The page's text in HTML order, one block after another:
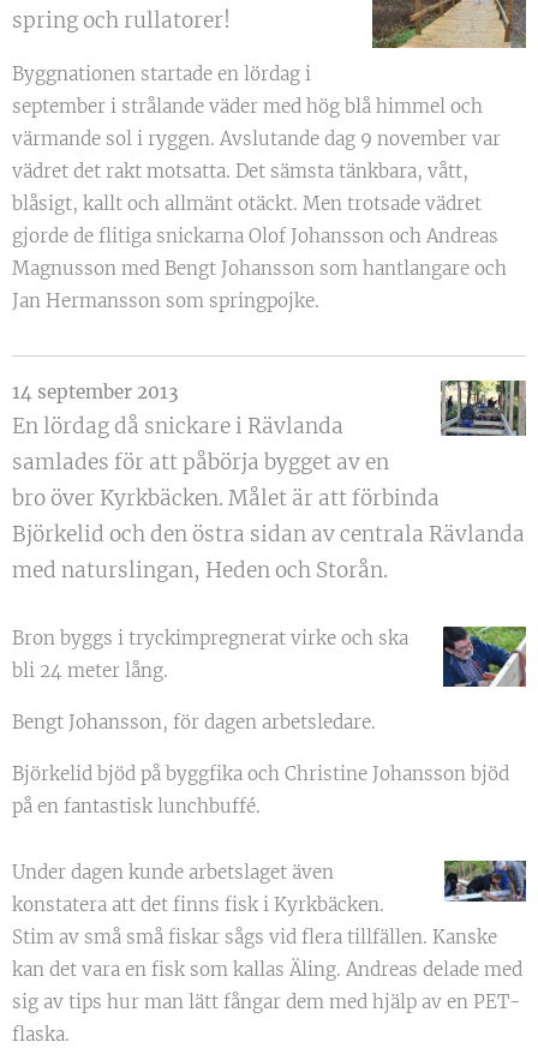
spring och rullatorer!
Byggnationen startade en lördag i
september i strålande väder med hög blå himmel och
värmande sol i ryggen. Avslutande dag 9 november var
vädret det rakt motsatta. Det sämsta tänkbara, vått,
blåsigt, kallt och allmänt otäckt. Men trotsade vädret
gjorde de flitiga snickarna Olof Johansson och Andreas
Magnusson med Bengt Johansson som hantlangare och
Jan Hermansson som springpojke.
14 september 2013
En lördag då snickare i Rävlanda
samlades för att påbörja bygget av en
bro över Kyrkbäcken. Målet är att förbinda
Björkelid och den östra sidan av centrala Rävlanda
med naturslingan, Heden och Storån.
Bron byggs i tryckimpregnerat virke och ska
bli 24 meter lång.
Bengt Johansson, för dagen arbetsledare.
Björkelid bjöd på byggfika och Christine Johansson bjöd
på en fantastisk lunchbuffé.
Under dagen kunde arbetslaget även
konstatera att det finns fisk i Kyrkbäcken.
Stim av små små fiskar sågs vid flera tillfällen. Kanske
kan det vara en fisk som kallas Äling. Andreas delade med
sig av tips hur man lätt fångar dem med hjälp av en PET-
flaska.